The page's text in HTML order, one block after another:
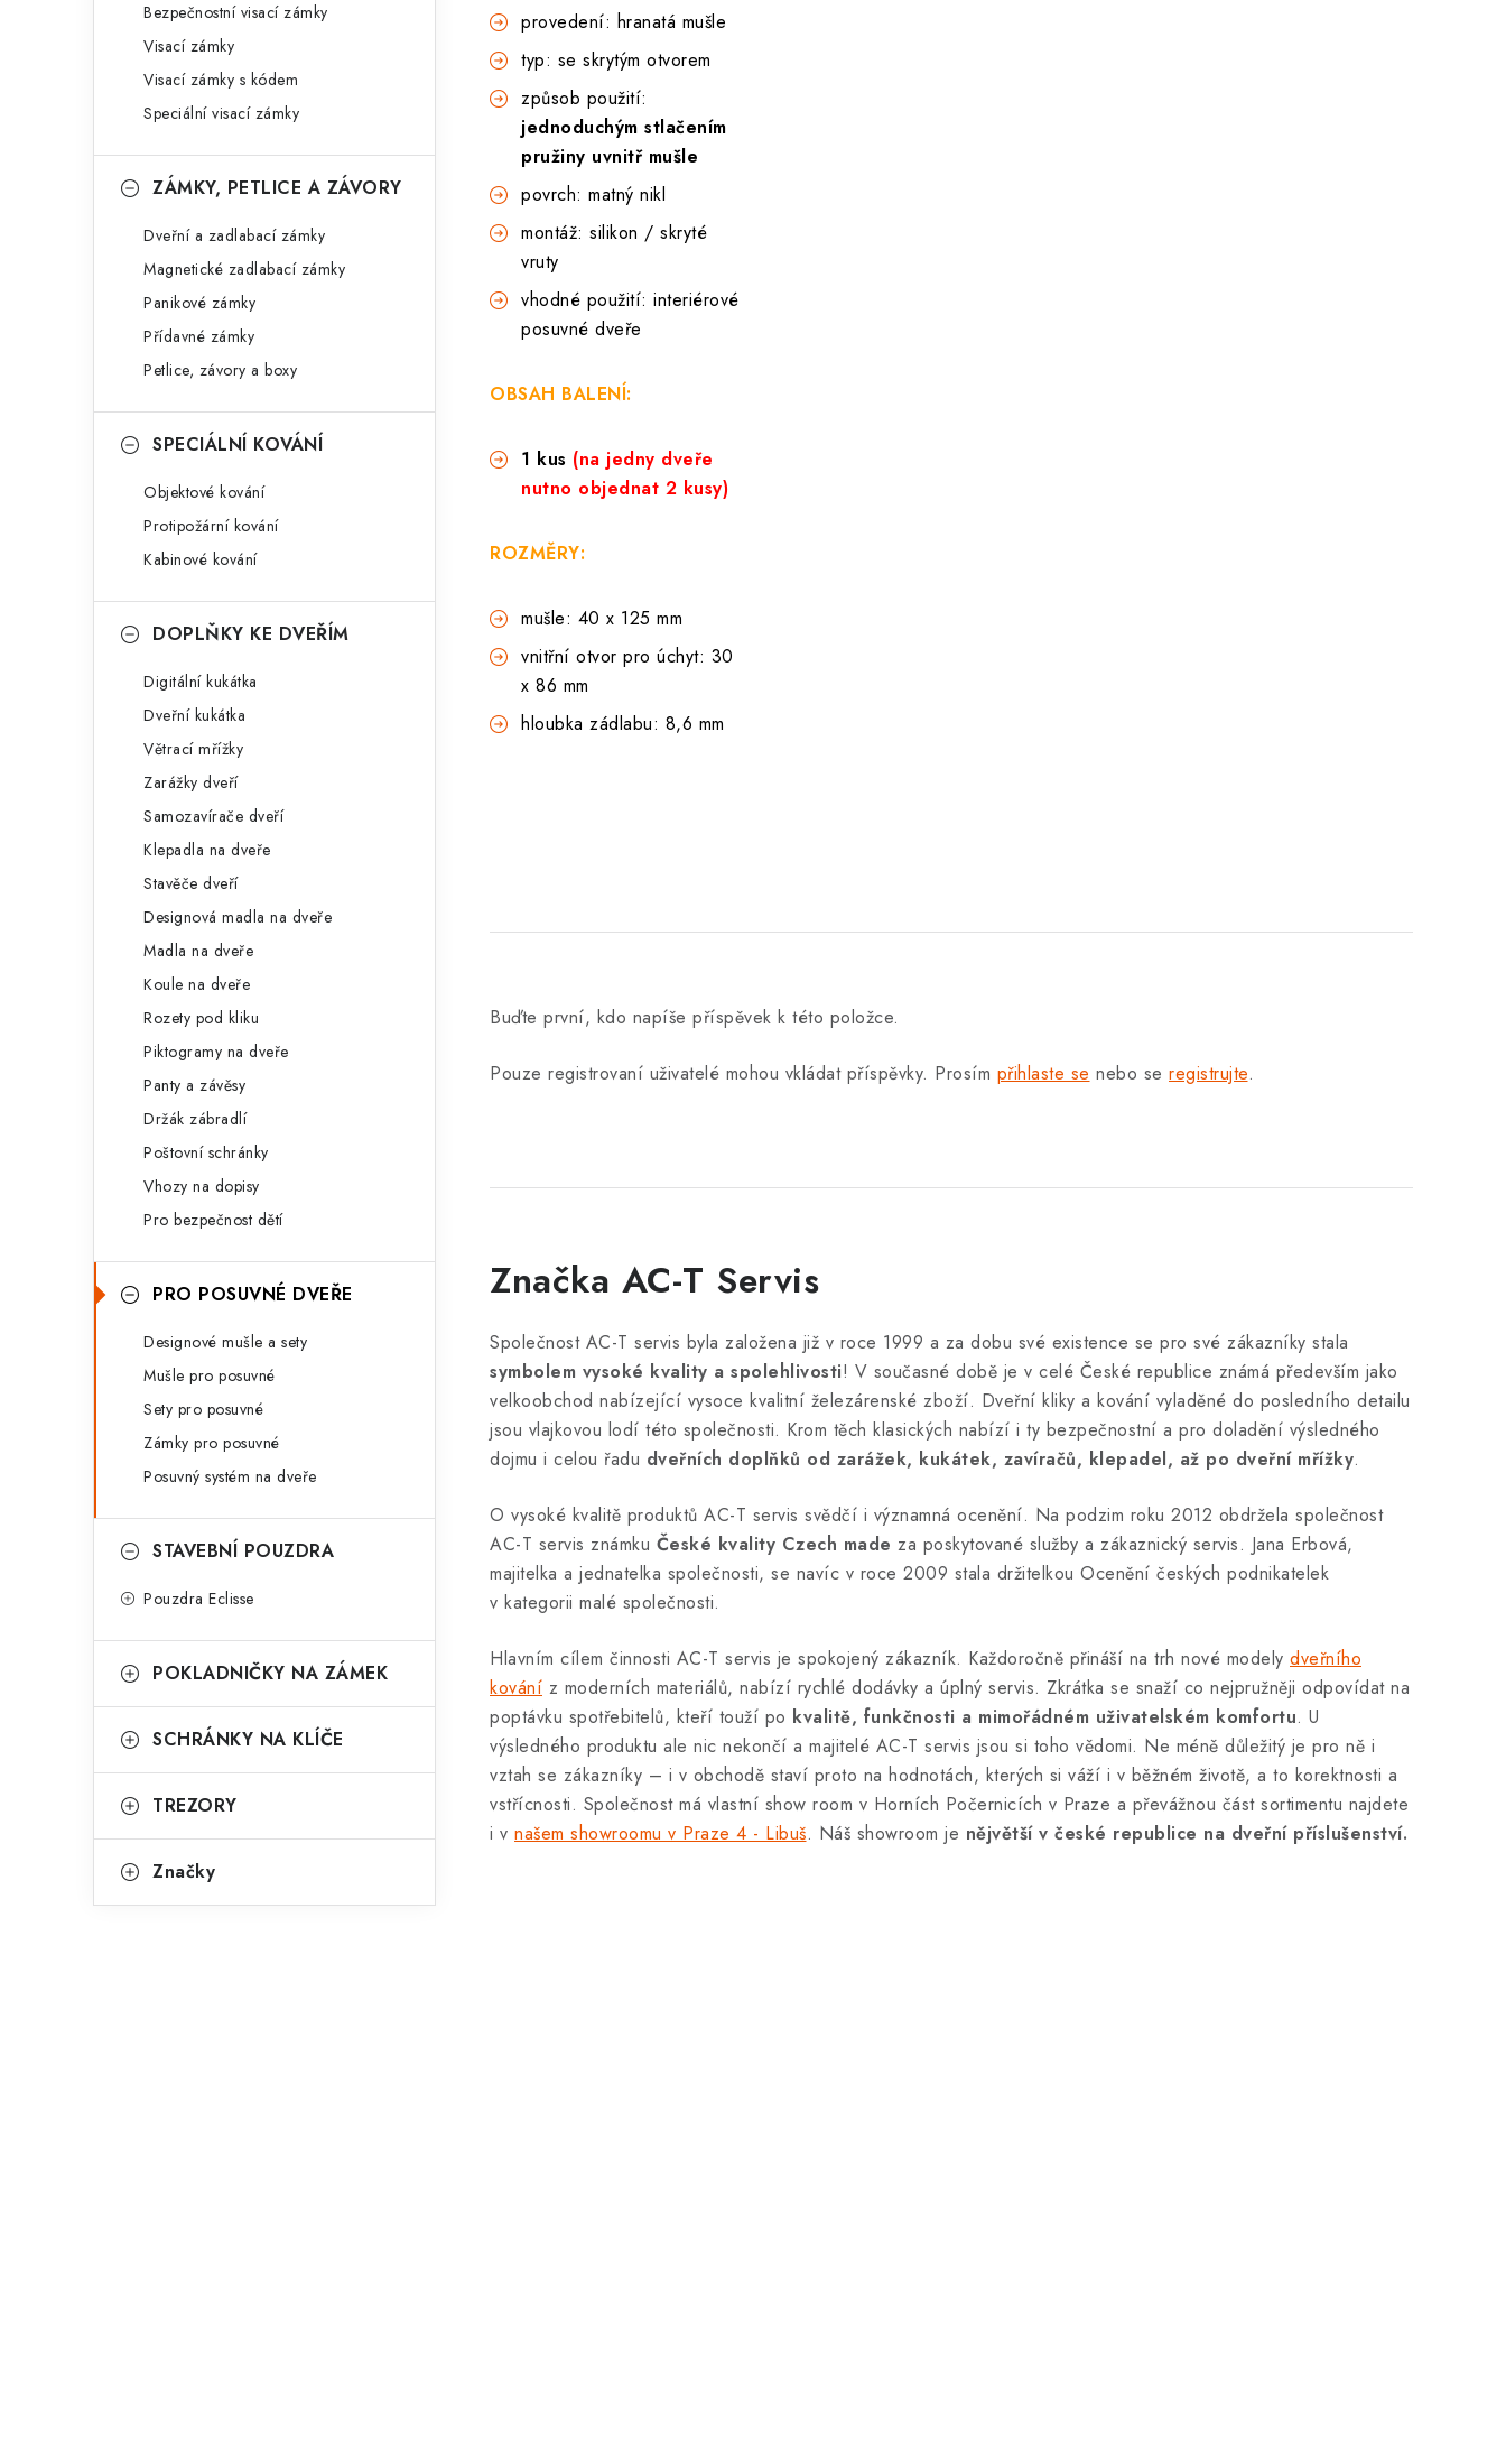
Bezpečnostní visací zámky
Visací zámky
Visací zámky s kódem
Speciální visací zámky
ZÁMKY, PETLICE A ZÁVORY
Dveřní a zadlabací zámky
Magnetické zadlabací zámky
Panikové zámky
Přídavné zámky
Petlice, závory a boxy
SPECIÁLNÍ KOVÁNÍ
Objektové kování
Protipožární kování
Kabinové kování
DOPLŇKY KE DVEŘÍM
Digitální kukátka
Dveřní kukátka
Větrací mřížky
Zarážky dveří
Samozavírače dveří
Klepadla na dveře
Stavěče dveří
Designová madla na dveře
Madla na dveře
Koule na dveře
Rozety pod kliku
Piktogramy na dveře
Panty a závěsy
Držák zábradlí
Poštovní schránky
Vhozy na dopisy
Pro bezpečnost dětí
PRO POSUVNÉ DVEŘE
Designové mušle a sety
Mušle pro posuvné
Sety pro posuvné
Zámky pro posuvné
Posuvný systém na dveře
STAVEBNÍ POUZDRA
Pouzdra Eclisse
POKLADNIČKY NA ZÁMEK
SCHRÁNKY NA KLÍČE
TREZORY
Značky
provedení: hranatá mušle
typ: se skrytým otvorem
způsob použití:
jednoduchým stlačením
pružiny uvnitř mušle
povrch: matný nikl
montáž: silikon / skryté
vruty
vhodné použití: interiérové
posuvné dveře
OBSAH BALENÍ:
1 kus (na jedny dveře
nutno objednat 2 kusy)
ROZMĚRY:
mušle: 40 x 125 mm
vnitřní otvor pro úchyt: 30
x 86 mm
hloubka zádlabu: 8,6 mm
Buďte první, kdo napíše příspěvek k této položce.
Pouze registrovaní uživatelé mohou vkládat příspěvky. Prosím přihlaste se nebo se registrujte.
Značka AC-T Servis
Společnost AC-T servis byla založena již v roce 1999 a za dobu své existence se pro své zákazníky stala
symbolem vysoké kvality a spolehlivosti! V současné době je v celé České republice známá především jako
velkoobchod nabízející vysoce kvalitní železárenské zboží. Dveřní kliky a kování vyladěné do posledního detailu
jsou vlajkovou lodí této společnosti. Krom těch klasických nabízí i ty bezpečnostní a pro doladění výsledného
dojmu i celou řadu dveřních doplňků od zarážek, kukátek, zavíračů, klepadel, až po dveřní mřížky.
O vysoké kvalitě produktů AC-T servis svědčí i významná ocenění. Na podzim roku 2012 obdržela společnost
AC-T servis známku České kvality Czech made za poskytované služby a zákaznický servis. Jana Erbová,
majitelka a jednatelka společnosti, se navíc v roce 2009 stala držitelkou Ocenění českých podnikatelek
v kategorii malé společnosti.
Hlavním cílem činnosti AC-T servis je spokojený zákazník. Každoročně přináší na trh nové modely dveřního
kování z moderních materiálů, nabízí rychlé dodávky a úplný servis. Zkrátka se snaží co nejpružněji odpovídat na
poptávku spotřebitelů, kteří touží po kvalitě, funkčnosti a mimořádném uživatelském komfortu. U
výsledného produktu ale nic nekončí a majitelé AC-T servis jsou si toho vědomi. Ne méně důležitý je pro ně i
vztah se zákazníky – i v obchodě staví proto na hodnotách, kterých si váží i v běžném životě, a to korektnosti a
vstřícnosti. Společnost má vlastní show room v Horních Počernicích v Praze a převážnou část sortimentu najdete
i v našem showroomu v Praze 4 - Libuš. Náš showroom je nějvětší v české republice na dveřní příslušenství.